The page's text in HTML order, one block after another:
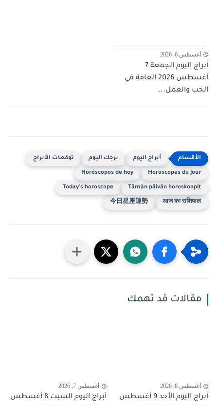
أغسطس 6, 2026
أبراج اليوم الجمعة 7
أغسطس 2026 العامة في
الحب والعمل...
أبراج اليوم برجك اليوم توقعات الأبراج
Horoscopes du jour
Horóscopos de hoy
Tämän päivän horoskoopit
Today's horoscope
आज का राशिफल
今日星座運勢
مقالات قد تهمك
أغسطس 8, 2026
أبراج اليوم الأحد 9 أغسطس
أغسطس 7, 2026
أبراج اليوم السبت 8 أغسطس